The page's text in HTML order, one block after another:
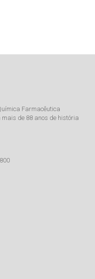
Farmacêutica
de 88 anos de história